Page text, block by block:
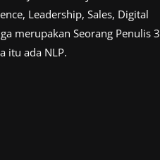
Leadership, Sales, Digital
merupakan Seorang Penulis 3
itu ada NLP.